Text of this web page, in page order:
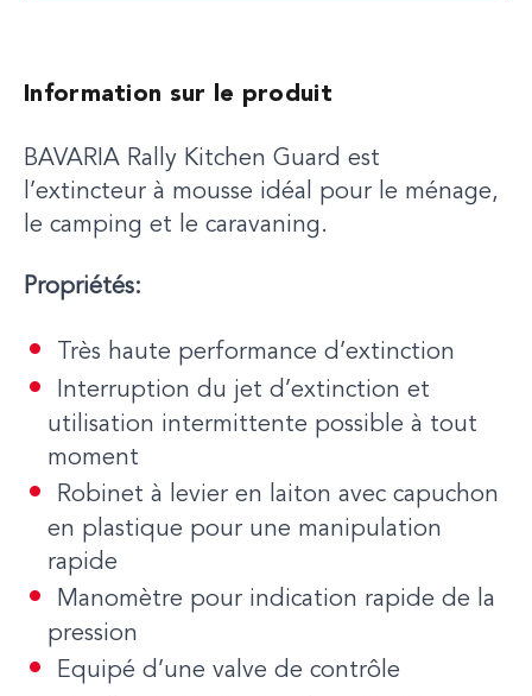
Information sur le produit
BAVARIA Rally Kitchen Guard est
l’extincteur à mousse idéal pour le ménage,
le camping et le caravaning.
Propriétés:
Très haute performance d’extinction
Interruption du jet d’extinction et
utilisation intermittente possible à tout
moment
Robinet à levier en laiton avec capuchon
en plastique pour une manipulation
rapide
Manomètre pour indication rapide de la
pression
Equipé d’une valve de contrôle